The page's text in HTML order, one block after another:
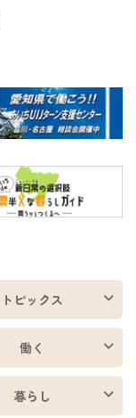
トピックス
働く
暮らし